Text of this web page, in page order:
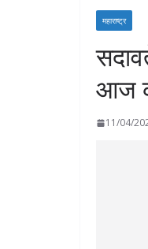
महाराष्ट्र
आज
11/04/